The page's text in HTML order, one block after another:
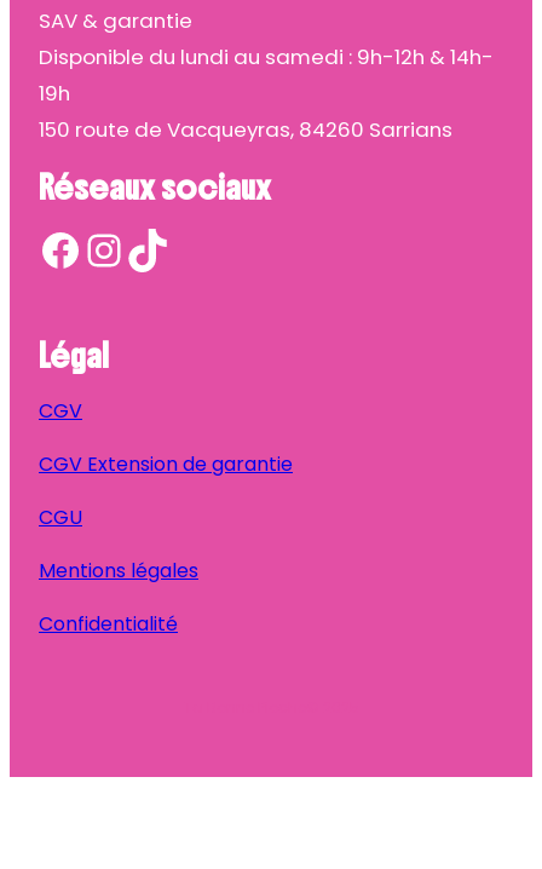
SAV & garantie
Disponible du lundi au samedi : 9h-12h & 14h-
19h
150 route de Vacqueyras, 84260 Sarrians
Réseaux sociaux
Facebook InstagramTikTok
Légal
CGV
CGV Extension de garantie
CGU
Mentions légales
Confidentialité